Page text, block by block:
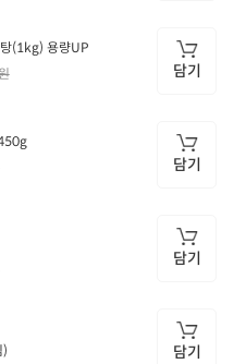
(1kg) 용량UP
담기
담기
담기
)
담기